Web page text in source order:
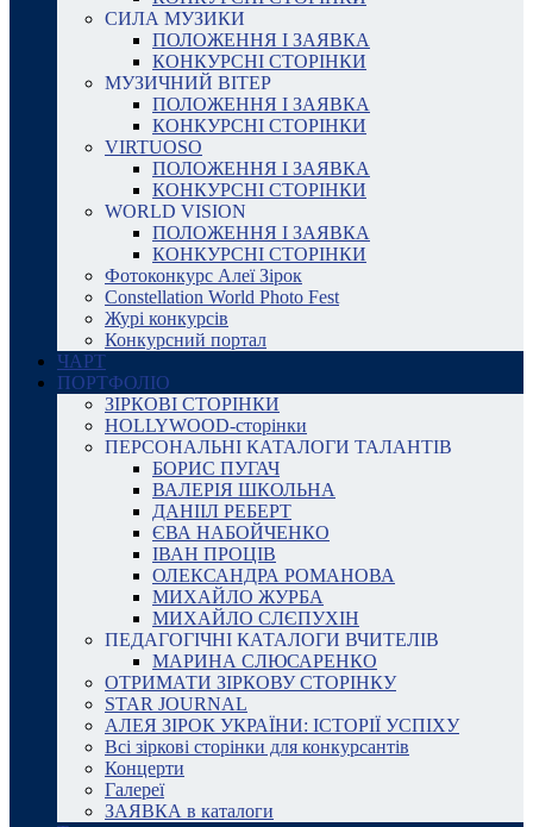
СИЛА МУЗИКИ
ПОЛОЖЕННЯ І ЗАЯВКА
КОНКУРСНІ СТОРІНКИ
МУЗИЧНИЙ ВІТЕР
ПОЛОЖЕННЯ І ЗАЯВКА
КОНКУРСНІ СТОРІНКИ
VIRTUOSO
ПОЛОЖЕННЯ І ЗАЯВКА
КОНКУРСНІ СТОРІНКИ
WORLD VISION
ПОЛОЖЕННЯ І ЗАЯВКА
КОНКУРСНІ СТОРІНКИ
Фотоконкурс Алеї Зірок
Constellation World Photo Fest
Журі конкурсів
Конкурсний портал
ЧАРТ
ПОРТФОЛІО
ЗІРКОВІ СТОРІНКИ
HOLLYWOOD-сторінки
ПЕРСОНАЛЬНІ КАТАЛОГИ ТАЛАНТІВ
БОРИС ПУГАЧ
ВАЛЕРІЯ ШКОЛЬНА
ДАНІІЛ РЕБЕРТ
ЄВА НАБОЙЧЕНКО
ІВАН ПРОЦІВ
ОЛЕКСАНДРА РОМАНОВА
МИХАЙЛО ЖУРБА
МИХАЙЛО СЛЄПУХІН
ПЕДАГОГІЧНІ КАТАЛОГИ ВЧИТЕЛІВ
МАРИНА СЛЮСАРЕНКО
ОТРИМАТИ ЗІРКОВУ СТОРІНКУ
STAR JOURNAL
АЛЕЯ ЗІРОК УКРАЇНИ: ІСТОРІЇ УСПІХУ
Всі зіркові сторінки для конкурсантів
Концерти
Галереї
ЗАЯВКА в каталоги